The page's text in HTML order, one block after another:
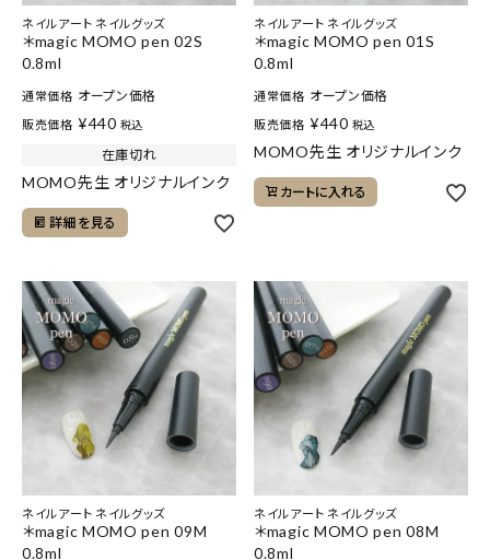
ネイルアート ネイルグッズ
＊magic MOMO pen 02S
0.8ml
通常価格 オープン価格
販売価格 ¥440 税込
在庫切れ
MOMO先生 オリジナルインク
詳細を見る
ネイルアート ネイルグッズ
＊magic MOMO pen 01S
0.8ml
通常価格 オープン価格
販売価格 ¥440 税込
MOMO先生 オリジナルインク
カートに入れる
ネイルアート ネイルグッズ
＊magic MOMO pen 09M
0.8ml
ネイルアート ネイルグッズ
＊magic MOMO pen 08M
0.8ml